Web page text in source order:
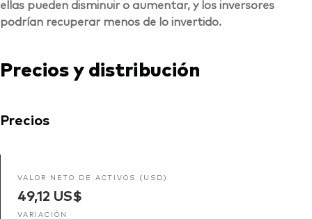
ellas pueden disminuir o aumentar, y los inversores
podrían recuperar menos de lo invertido.
Precios y distribución
Precios
VALOR NETO DE ACTIVOS (USD)
49,12 US$
VARIACIÓN